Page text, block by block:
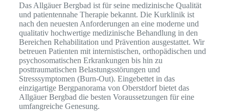
Das Allgäuer Bergbad ist für seine medizinische Qualität
und patientennahe Therapie bekannt. Die Kurklinik ist
nach den neuesten Anforderungen an eine moderne und
qualitativ hochwertige medizinische Behandlung in den
Bereichen Rehabilitation und Prävention ausgestattet. Wir
betreuen Patienten mit internistischen, orthopädischen und
psychosomatischen Erkrankungen bis hin zu
posttraumatischen Belastungsstörungen und
Stresssymptomen (Burn-Out). Eingebettet in das
einzigartige Bergpanorama von Oberstdorf bietet das
Allgäuer Bergbad die besten Voraussetzungen für eine
umfangreiche Genesung.